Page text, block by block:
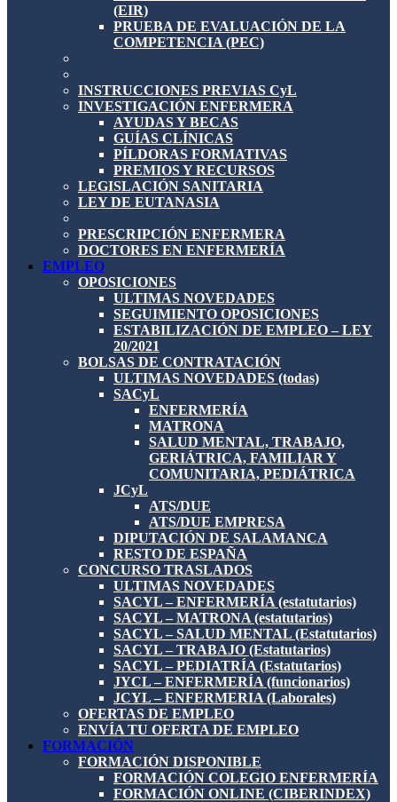
(EIR)
PRUEBA DE EVALUACIÓN DE LA
COMPETENCIA (PEC)
INSTRUCCIONES PREVIAS CyL
INVESTIGACIÓN ENFERMERA
AYUDAS Y BECAS
GUÍAS CLÍNICAS
PÍLDORAS FORMATIVAS
PREMIOS Y RECURSOS
LEGISLACIÓN SANITARIA
LEY DE EUTANASIA
PRESCRIPCIÓN ENFERMERA
DOCTORES EN ENFERMERÍA
EMPLEO
OPOSICIONES
ULTIMAS NOVEDADES
SEGUIMIENTO OPOSICIONES
ESTABILIZACIÓN DE EMPLEO – LEY
20/2021
BOLSAS DE CONTRATACIÓN
ULTIMAS NOVEDADES (todas)
SACyL
ENFERMERÍA
MATRONA
SALUD MENTAL, TRABAJO,
GERIÁTRICA, FAMILIAR Y
COMUNITARIA, PEDIÁTRICA
JCyL
ATS/DUE
ATS/DUE EMPRESA
DIPUTACIÓN DE SALAMANCA
RESTO DE ESPAÑA
CONCURSO TRASLADOS
ULTIMAS NOVEDADES
SACYL – ENFERMERÍA (estatutarios)
SACYL – MATRONA (estatutarios)
SACYL – SALUD MENTAL (Estatutarios)
SACYL – TRABAJO (Estatutarios)
SACYL – PEDIATRÍA (Estatutarios)
JYCL – ENFERMERÍA (funcionarios)
JCYL – ENFERMERIA (Laborales)
OFERTAS DE EMPLEO
ENVÍA TU OFERTA DE EMPLEO
FORMACIÓN
FORMACIÓN DISPONIBLE
FORMACIÓN COLEGIO ENFERMERÍA
FORMACIÓN ONLINE (CIBERINDEX)